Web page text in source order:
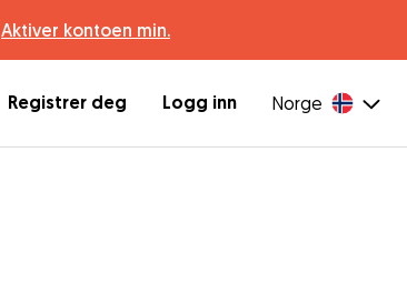
Aktiver kontoen min.
Registrer deg Logg inn Norge